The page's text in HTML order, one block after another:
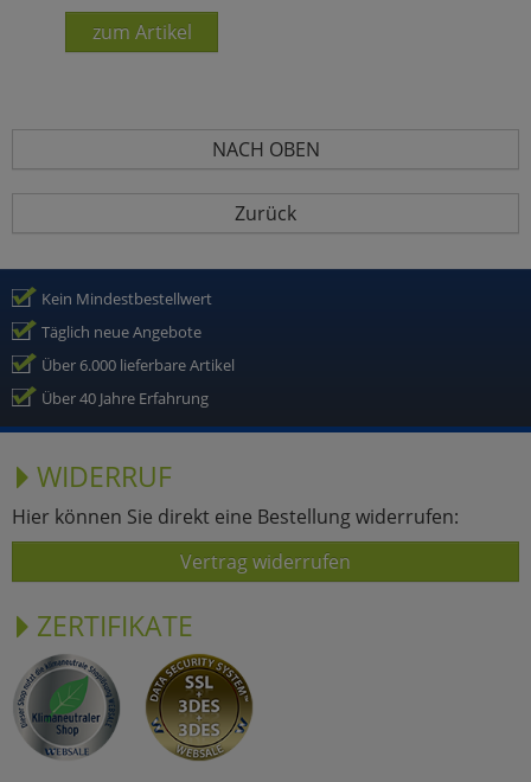
zum Artikel
NACH OBEN
Zurück
Kein Mindestbestellwert
Täglich neue Angebote
Über 6.000 lieferbare Artikel
Über 40 Jahre Erfahrung
WIDERRUF
Hier können Sie direkt eine Bestellung widerrufen:
Vertrag widerrufen
ZERTIFIKATE